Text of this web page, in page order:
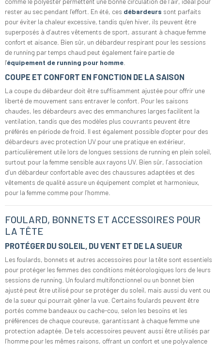
rester au sec pendant l’effort. En été, ces débardeurs sont parfaits
pour éviter la chaleur excessive, tandis qu’en hiver, ils peuvent être
superposés à d’autres vêtements de sport, assurant à chaque femme
confort et aisance. Bien sûr, un débardeur respirant pour les sessions
de running par temps chaud peut également faire partie de
l'équipement de running pour homme
COUPE ET CONFORT EN FONCTION DE LA SAISON
La coupe du débardeur doit être suffisamment ajustée pour offrir une
liberté de mouvement sans entraver le confort. Pour les saisons
chaudes, les débardeurs avec des emmanchures larges facilitent la
ventilation, tandis que des modèles plus couvrants peuvent être
préférés en période de froid. Il est également possible d’opter pour des
débardeurs avec protection UV pour une pratique en extérieur,
particulièrement utile lors de longues sessions de running en plein soleil,
surtout pour la femme sensible aux rayons UV. Bien sûr, l’association
d’un débardeur confortable avec des chaussures adaptées et des
vêtements de qualité assure un équipement complet et harmonieux,
pour la femme comme pour l’homme.
FOULARD, BONNETS ET ACCESSOIRES POUR
LA TÊTE
PROTÉGER DU SOLEIL, DU VENT ET DE LA SUEUR
Les foulards, bonnets et autres accessoires pour la tête sont essentiels
pour protéger les femmes des conditions météorologiques lors de leurs
sessions de running. Un foulard multifonctionnel ou un bonnet bien
ajusté peut être utilisé pour se protéger du soleil, mais aussi du vent ou
de la sueur qui pourrait gêner la vue. Certains foulards peuvent être
portés comme bandeaux ou cache-cou, selon les besoins et les
préférences de chaque coureuse, garantissant à chaque femme une
protection adaptée. De tels accessoires peuvent aussi être utilisés par
l’homme pour les mêmes raisons, offrant un confort et une polyvalence